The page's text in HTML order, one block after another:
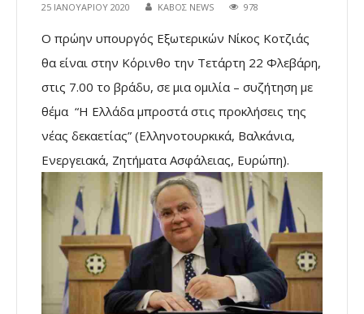
25 ΙΑΝΟΥΑΡΊΟΥ 2020 ΚΑΒΟΣ NEWS 978
Ο πρώην υπουργός Εξωτερικών Νίκος Κοτζιάς
θα είναι στην Κόρινθο την Τετάρτη 22 Φλεβάρη,
στις 7.00 το βράδυ, σε μια ομιλία – συζήτηση με
θέμα “Η Ελλάδα μπροστά στις προκλήσεις της
νέας δεκαετίας” (Ελληνοτουρκικά, Βαλκάνια,
Ενεργειακά, Ζητήματα Ασφάλειας, Ευρώπη).